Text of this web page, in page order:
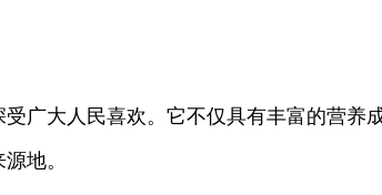
广大人民喜欢。它不仅具有丰富的营
地。